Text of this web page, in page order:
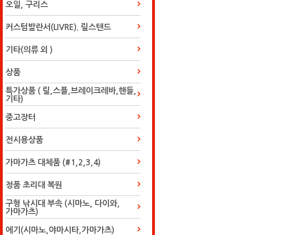
오일, 구리스
커스텀발란서(LIVRE). 릴스탠드
기타(의류 외 )
상품
특가상품 ( 릴,스플,브레이크레바,핸들,
기타)
중고장터
전시용상품
가마가츠 대체품 (#1,2,3,4)
정품 초리대 복원
구형 낚시대 부속 (시마노, 다이와,
가마가츠)
에기(시마노,야마시타,가마가츠)